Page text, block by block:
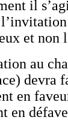
il
et non
au
devra
en
en